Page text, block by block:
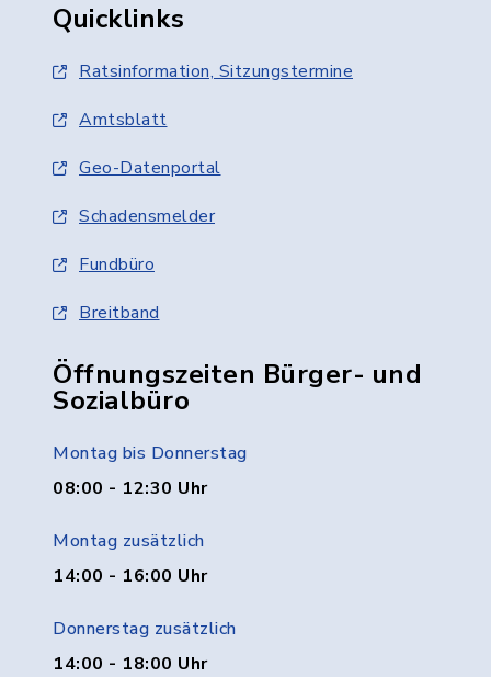
Quicklinks
Ratsinformation, Sitzungstermine
Amtsblatt
Geo-Datenportal
Schadensmelder
Fundbüro
Breitband
Öffnungszeiten Bürger- und
Sozialbüro
Montag bis Donnerstag
08:00 - 12:30 Uhr
Montag zusätzlich
14:00 - 16:00 Uhr
Donnerstag zusätzlich
14:00 - 18:00 Uhr